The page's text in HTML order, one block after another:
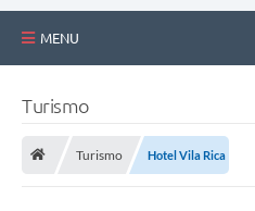
MENU
Turismo
Turismo Hotel Vila Rica